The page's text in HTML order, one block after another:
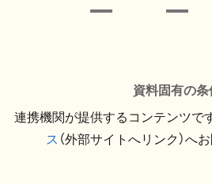
資料固有の条
連携機関が提供するコンテンツです
ス （外部サイトへリンク）へ